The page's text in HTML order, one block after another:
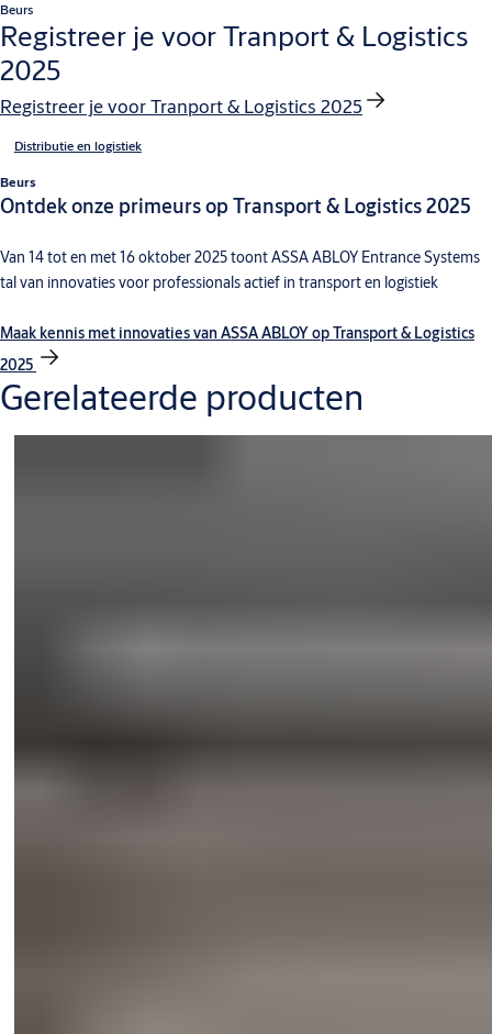
Beurs
Registreer je voor Tranport & Logistics
2025
Registreer je voor Tranport & Logistics 2025
Distributie en logistiek
Beurs
Ontdek onze primeurs op Transport & Logistics 2025
Van 14 tot en met 16 oktober 2025 toont ASSA ABLOY Entrance Systems
tal van innovaties voor professionals actief in transport en logistiek
Maak kennis met innovaties van ASSA ABLOY op Transport & Logistics
2025
Gerelateerde producten